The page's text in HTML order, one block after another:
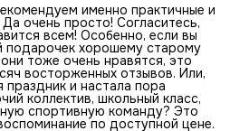
именно практичные и
очень просто! Согласитесь,
всем! Особенно, если вы
подарочек хорошему старому
тоже очень нравятся, это
восторженных отзывов. Или,
и настала пора
коллектив, школьный класс,
спортивную команду? Это
по доступной цене.